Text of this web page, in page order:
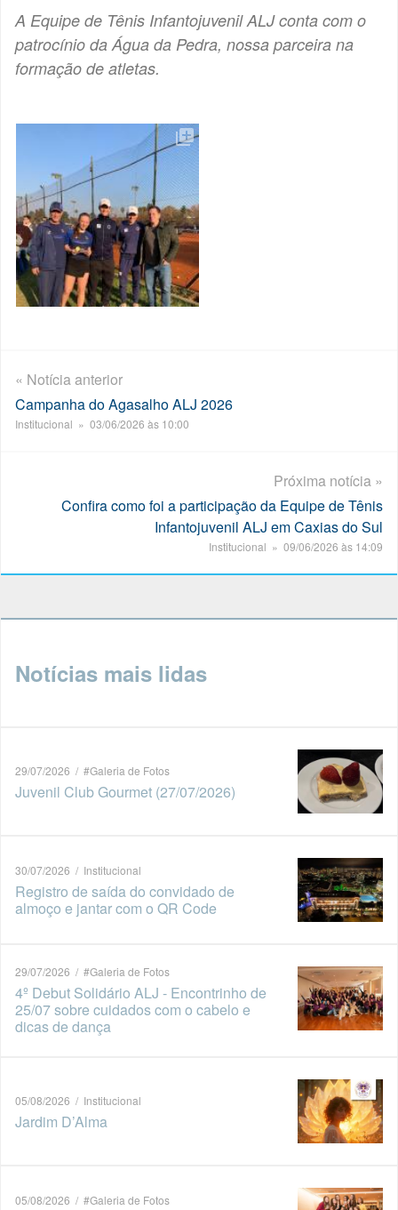
A Equipe de Tênis Infantojuvenil ALJ conta com o
patrocínio da Água da Pedra, nossa parceira na
formação de atletas.
« Notícia anterior
Campanha do Agasalho ALJ 2026
Institucional » 03/06/2026 às 10:00
Próxima notícia »
Confira como foi a participação da Equipe de Tênis
Infantojuvenil ALJ em Caxias do Sul
Institucional » 09/06/2026 às 14:09
Notícias mais lidas
29/07/2026 / #Galeria de Fotos
Juvenil Club Gourmet (27/07/2026)
30/07/2026 / Institucional
Registro de saída do convidado de
almoço e jantar com o QR Code
29/07/2026 / #Galeria de Fotos
4º Debut Solidário ALJ - Encontrinho de
25/07 sobre cuidados com o cabelo e
dicas de dança
05/08/2026 / Institucional
Jardim D’Alma
05/08/2026 / #Galeria de Fotos